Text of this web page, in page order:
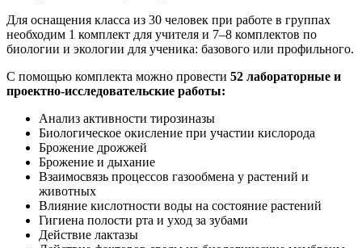
Для оснащения класса из 30 человек при работе в группах
необходим 1 комплект для учителя и 7–8 комплектов по
биологии и экологии для ученика: базового или профильного.
С помощью комплекта можно провести 52 лабораторные и
проектно-исследовательские работы:
Анализ активности тирозиназы
Биологическое окисление при участии кислорода
Брожение дрожжей
Брожение и дыхание
Взаимосвязь процессов газообмена у растений и
животных
Влияние кислотности воды на состояние растений
Гигиена полости рта и уход за зубами
Действие лактазы